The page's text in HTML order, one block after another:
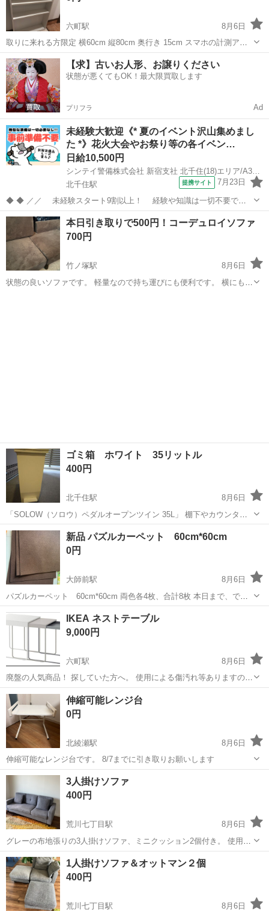
六町駅
8月6日
取りに来れる方限定 横60cm 縦80cm 奥行き 15cm スマホの計測アプ
リなので誤差あるかもしれません 上部は汚れがありますが、問題なく
使えます
東京 足立区 六町駅 収納家具 アプリ
【求】古いお人形、お譲りください
状態が悪くてもOK！最大限買取します
プリフラ Ad
未経験大歓迎《* 夏のイベント沢山集めまし
た *》花火大会やお祭り等の各イベン…
日給10,500円
シンテイ警備株式会社 新宿支社 北千住(18)エリア/A3203200140
北千住駅
提携サイト 7月23日
◆ ◆ ／／ 未経験スタート9割以上！ 経験や知識は一切不要で始
めやすい♪ シフトの強制もないですし 自分のペースで働くことも
できるので 続けやすい♪働きやすい♪ ＼＼ 『シフトが削られた…』
『思うように稼...
東京 足立区 北千住駅 警備員
本日引き取りで500円！コーデュロイソファ
700円
竹ノ塚駅
8月6日
状態の良いソファです。 軽量なので持ち運びにも便利です。 横にもな
ゴミ箱 ホワイト 35リットル
400円
北千住駅
8月6日
「SOLOW（ソロウ）ペダルオープンツイン 35L」 ​棚下やカウンター
下での設置を検討される際に、ぜひ参考にしてください。 ​商品サイズ ​
フタを閉じた時: 幅 22.0 cm × 奥行 42.5 cm × ...
東京 足立区 北千住駅 インテリア雑貨/小物
新品 パズルカーペット 60cm*60cm
0円
大師前駅
8月6日
パズルカーペット 60cm*60cm 両色各4枚、合計8枚 本日まで、でき
るだけ早くとりにきてくれる方を優先させていただきます。 よろしく
おねがいします。
東京 足立区 大師前駅 カーテン、ブラインド
IKEA ネストテーブル
9,000円
六町駅
8月6日
廃盤の人気商品！ 探していた方へ。 使用による傷汚れ等ありますので
中古品ご理解ある方のみ。 ノークレームノーリターンでお願いします
◎
東京 足立区 六町駅 テーブル
伸縮可能レンジ台
0円
北綾瀬駅
8月6日
伸縮可能なレンジ台です。 8/7までに引き取りお願いします
東京 足立区 北綾瀬駅
3人掛けソファ
400円
荒川七丁目駅
8月6日
グレーの布地張りの3人掛けソファ、ミニクッション2個付き。 使用に
は問題ありませんが、座面のヘタリや擦り切れ感など使用感あります
ので、中古品であることをご了知の上でお求めください。 ★引き渡し
日:8月6日または8月18日以降...
東京 足立区 荒川七丁目駅 ソファ
1人掛けソファ＆オットマン２個
400円
荒川七丁目駅
8月6日